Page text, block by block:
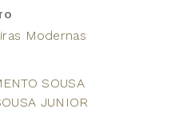
Modernas
SOUSA
JUNIOR